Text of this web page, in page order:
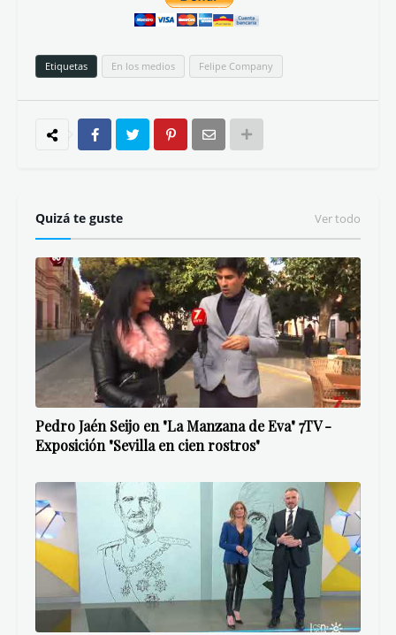
Etiquetas En los medios Felipe Company
Quizá te guste Ver todo
Pedro Jaén Seijo en "La Manzana de Eva" 7TV -
Exposición "Sevilla en cien rostros"